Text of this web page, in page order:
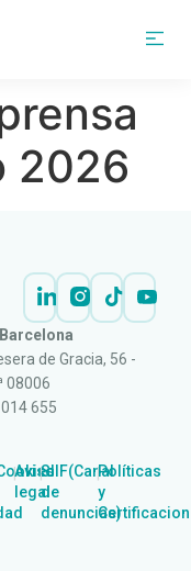
2026
de Gracia, 56 -
08006
655
|Aviso
legal
|SIIF(Canal
de
denuncias)
|Políticas
y